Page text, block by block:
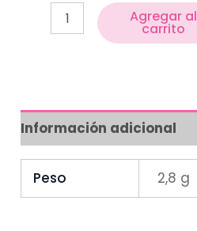
Agregar al
carrito
Información adicional
Peso 2,8 g